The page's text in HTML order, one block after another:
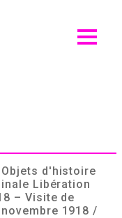
Objets d'histoire
Libération
– Visite de
1918 /